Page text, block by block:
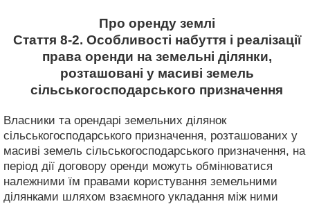
Про оренду землі
Стаття 8-2. Особливості набуття і реалізації
права оренди на земельні ділянки,
розташовані у масиві земель
сільськогосподарського призначення
Власники та орендарі земельних ділянок
сільськогосподарського призначення, розташованих у
масиві земель сільськогосподарського призначення, на
період дії договору оренди можуть обмінюватися
належними їм правами користування земельними
ділянками шляхом взаємного укладання між ними